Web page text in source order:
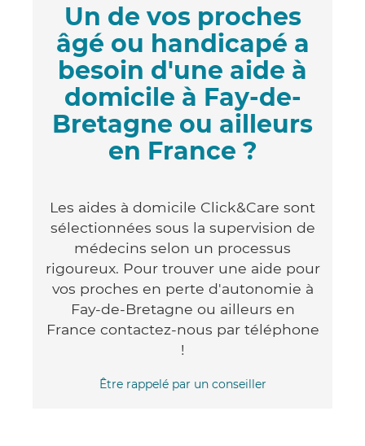
Un de vos proches
âgé ou handicapé a
besoin d'une aide à
domicile à Fay-de-
Bretagne ou ailleurs
en France ?
Les aides à domicile Click&Care sont
sélectionnées sous la supervision de
médecins selon un processus
rigoureux. Pour trouver une aide pour
vos proches en perte d'autonomie à
Fay-de-Bretagne ou ailleurs en
France contactez-nous par téléphone
!
Être rappelé par un conseiller